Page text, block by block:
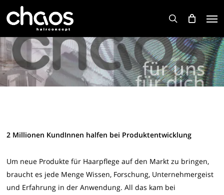
content
search
2 Millionen KundInnen halfen bei Produktentwicklung
Um neue Produkte für Haarpflege auf den Markt zu bringen,
braucht es jede Menge Wissen, Forschung, Unternehmergeist
und Erfahrung in der Anwendung. All das kam bei